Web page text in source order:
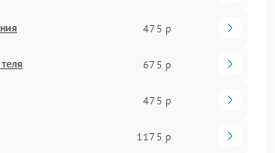
475 р
675 р
475 р
1175 р